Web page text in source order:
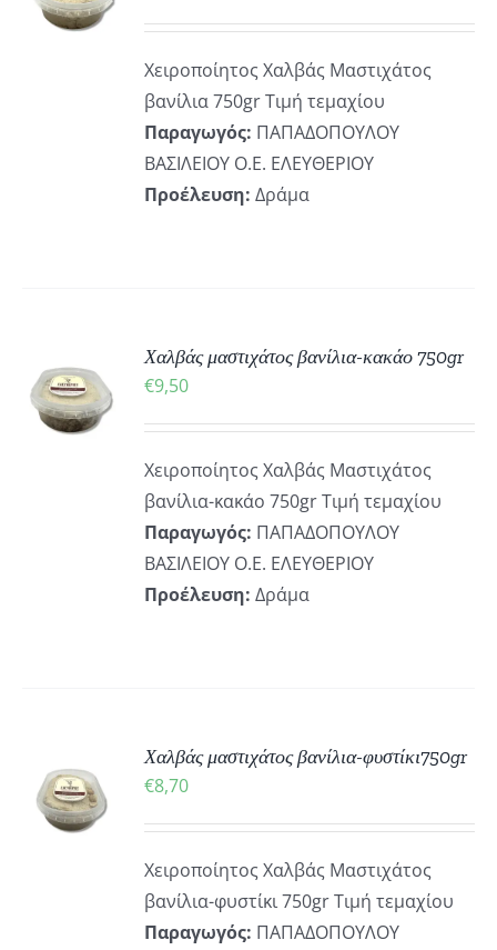
Χειροποίητος Χαλβάς Μαστιχάτος
βανίλια 750gr Τιμή τεμαχίου
Παραγωγός: ΠΑΠΑΔΟΠΟΥΛΟΥ
ΒΑΣΙΛΕΙΟΥ Ο.Ε. ΕΛΕΥΘΕΡΙΟΥ
Προέλευση: Δράμα
Χαλβάς μαστιχάτος βανίλια-κακάο 750gr
€9,50
Χειροποίητος Χαλβάς Μαστιχάτος
βανίλια-κακάο 750gr Τιμή τεμαχίου
Παραγωγός: ΠΑΠΑΔΟΠΟΥΛΟΥ
ΒΑΣΙΛΕΙΟΥ Ο.Ε. ΕΛΕΥΘΕΡΙΟΥ
Προέλευση: Δράμα
Χαλβάς μαστιχάτος βανίλια-φυστίκι750gr
€8,70
Χειροποίητος Χαλβάς Μαστιχάτος
βανίλια-φυστίκι 750gr Τιμή τεμαχίου
Παραγωγός: ΠΑΠΑΔΟΠΟΥΛΟΥ